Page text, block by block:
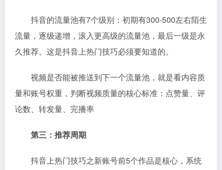
抖音的流量池有7个级别：初期有300-500左右陌生
流量，逐级递增，滚入更高级的流量池，最后一级是永
久推荐。这是抖音上热门技巧必须要知道的。
视频是否能被推送到下一个流量池，就是看内容质
量和账号权重，判断视频质量的核心标准：点赞量、评
论数、转发量、完播率
第三：推荐周期
抖音上热门技巧之新账号前5个作品是核心，系统